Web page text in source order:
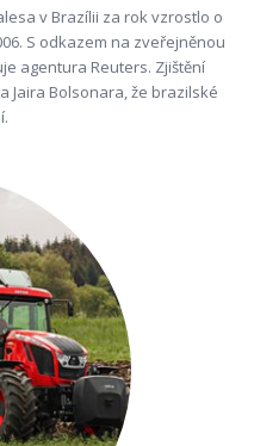
v Brazílii za rok vzrostlo o
S odkazem na zveřejněnou
agentura Reuters. Zjištění
Bolsonara, že brazilské